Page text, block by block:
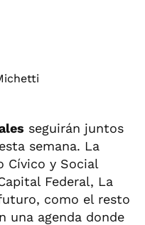
seguirán juntos
semana. La
Cívico y Social
Federal, La
como el resto
una agenda donde